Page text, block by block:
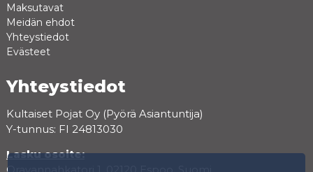
Maksutavat
Meidän ehdot
Yhteystiedot
Evästeet
Yhteystiedot
Kultaiset Pojat Oy (Pyörä Asiantuntija)
Y-tunnus: FI 24813030
Lasku osoite: